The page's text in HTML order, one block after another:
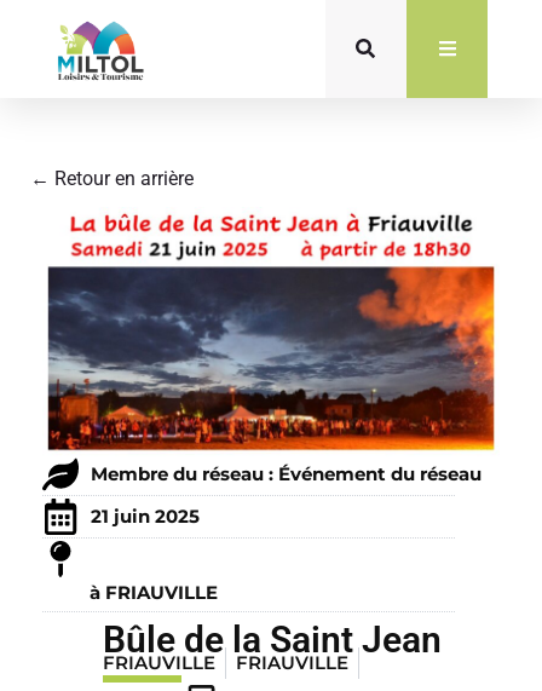
contenu
← Retour en arrière
Membre du réseau : Événement du réseau
21 juin 2025
à FRIAUVILLE
Bûle de la Saint Jean
FRIAUVILLE FRIAUVILLE